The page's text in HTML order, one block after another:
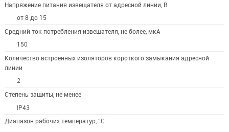
Напряжение питания извещателя от адресной линии, В
от 8 до 15
Средний ток потребления извещателя, не более, мкА
150
Количество встроенных изоляторов короткого замыкания адресной
линии
2
Степень защиты, не менее
IP43
Диапазон рабочих температур, °C